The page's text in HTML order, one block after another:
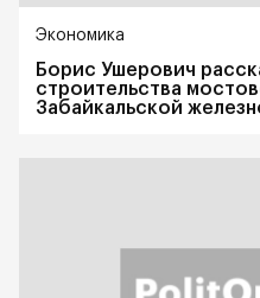
Экономика
Борис Ушерович
строительства
Забайкальской